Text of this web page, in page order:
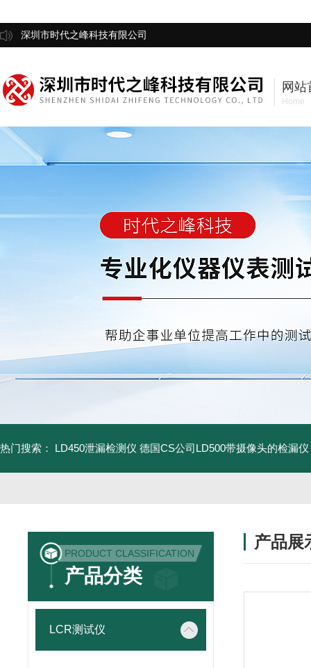
深圳市时代之峰科技有限公司
网站
Home
热门搜索： LD450泄漏检测仪 德国CS公司LD500带摄像头的检漏仪
PRODUCT CLASSIFICATION
产品分类
LCR测试仪
产品展